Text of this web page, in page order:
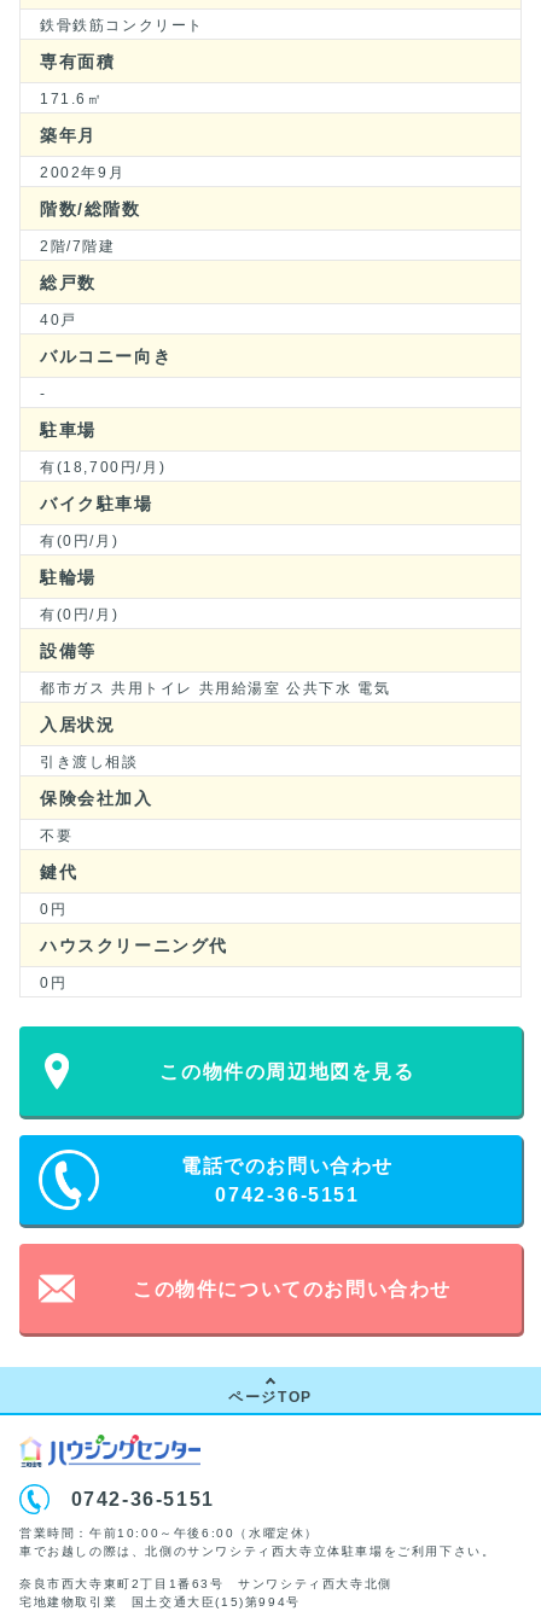
鉄骨鉄筋コンクリート
専有面積
171.6㎡
築年月
2002年9月
階数/総階数
2階/7階建
総戸数
40戸
バルコニー向き
-
駐車場
有(18,700円/月)
バイク駐車場
有(0円/月)
駐輪場
有(0円/月)
設備等
都市ガス 共用トイレ 共用給湯室 公共下水 電気
入居状況
引き渡し相談
保険会社加入
不要
鍵代
0円
ハウスクリーニング代
0円
この物件の周辺地図を見る
電話でのお問い合わせ
0742-36-5151
この物件についてのお問い合わせ
ページTOP
0742-36-5151
営業時間：午前10:00～午後6:00（水曜定休）
車でお越しの際は、北側のサンワシティ西大寺立体駐車場をご利用下さい。
奈良市西大寺東町2丁目1番63号 サンワシティ西大寺北側
宅地建物取引業 国土交通大臣(15)第994号